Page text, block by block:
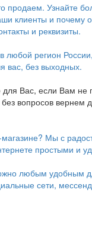
продаем. Узнайте
клиенты и почему
и реквизиты.
любой регион
вас, без выходных.
Вас, если Вам не
вопросов вернем
Мы с
простыми и
любым удобным
сети,